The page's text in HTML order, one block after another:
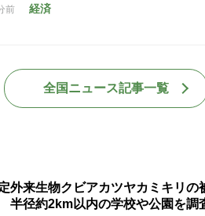
前 経済
全国ニュース記事一覧
外来生物クビアカツヤカミキリ
径約2km以内の学校や公園を調